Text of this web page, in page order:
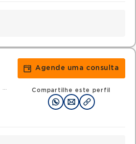
Agende uma consulta
Compartilhe este perfil